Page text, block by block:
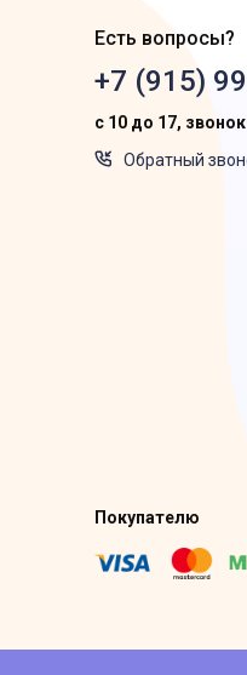
Есть вопросы?
+7 (915)
с 10 до 17,
Обратный
Покупателю